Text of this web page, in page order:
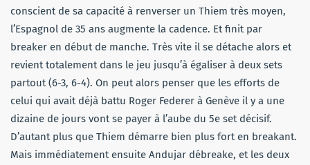
conscient de sa capacité à renverser un Thiem très moyen,
l’Espagnol de 35 ans augmente la cadence. Et finit par
breaker en début de manche. Très vite il se détache alors et
revient totalement dans le jeu jusqu’à égaliser à deux sets
partout (6-3, 6-4). On peut alors penser que les efforts de
celui qui avait déjà battu Roger Federer à Genève il y a une
dizaine de jours vont se payer à l’aube du 5e set décisif.
D’autant plus que Thiem démarre bien plus fort en breakant.
Mais immédiatement ensuite Andujar débreake, et les deux